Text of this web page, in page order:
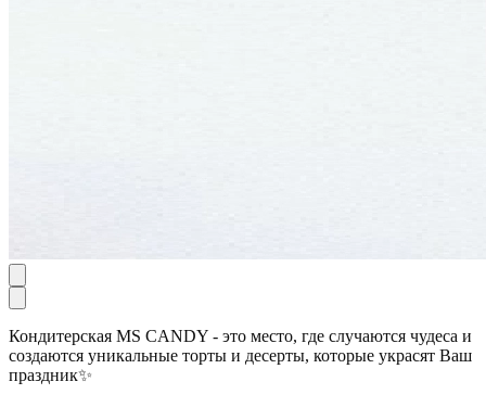
Кондитерская MS CANDY - это место, где случаются чудеса и
создаются уникальные торты и десерты, которые украсят Ваш
праздник✨